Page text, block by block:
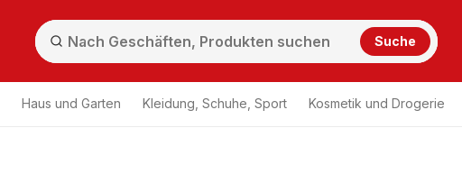
Suche
Haus und Garten Kleidung, Schuhe, Sport Kosmetik und Drogerie